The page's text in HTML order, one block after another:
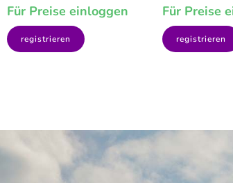
Für Preise einloggen
registrieren
Für Preise
registrieren